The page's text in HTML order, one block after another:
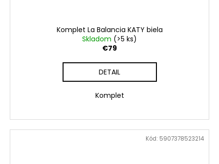
Komplet La Balancia KATY biela
Skladom (>5 ks)
€79
DETAIL
Komplet
Kód: 5907378523214